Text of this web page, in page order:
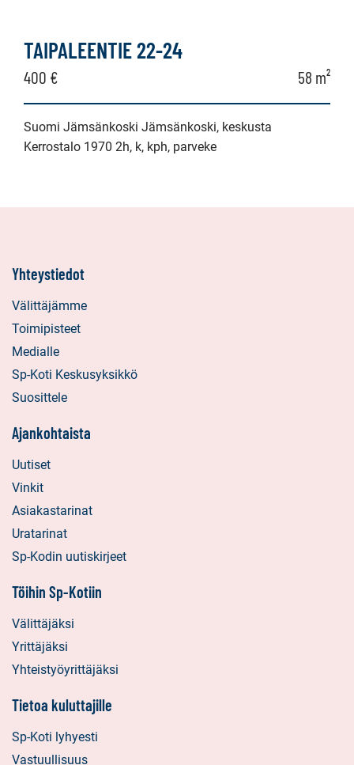
TAIPALEENTIE 22-24
400 € 58 m²
Suomi Jämsänkoski Jämsänkoski, keskusta
Kerrostalo 1970 2h, k, kph, parveke
Yhteystiedot
Välittäjämme
Toimipisteet
Medialle
Sp-Koti Keskusyksikkö
Suosittele
Ajankohtaista
Uutiset
Vinkit
Asiakastarinat
Uratarinat
Sp-Kodin uutiskirjeet
Töihin Sp-Kotiin
Välittäjäksi
Yrittäjäksi
Yhteistyöyrittäjäksi
Tietoa kuluttajille
Sp-Koti lyhyesti
Vastuullisuus